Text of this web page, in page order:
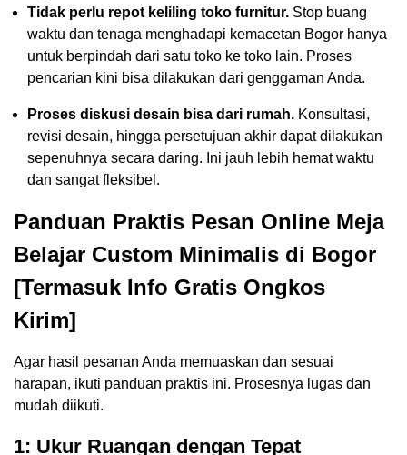
Tidak perlu repot keliling toko furnitur. Stop buang
waktu dan tenaga menghadapi kemacetan Bogor hanya
untuk berpindah dari satu toko ke toko lain. Proses
pencarian kini bisa dilakukan dari genggaman Anda.
Proses diskusi desain bisa dari rumah. Konsultasi,
revisi desain, hingga persetujuan akhir dapat dilakukan
sepenuhnya secara daring. Ini jauh lebih hemat waktu
dan sangat fleksibel.
Panduan Praktis Pesan Online Meja
Belajar Custom Minimalis di Bogor
[Termasuk Info Gratis Ongkos
Kirim]
Agar hasil pesanan Anda memuaskan dan sesuai
harapan, ikuti panduan praktis ini. Prosesnya lugas dan
mudah diikuti.
1: Ukur Ruangan dengan Tepat